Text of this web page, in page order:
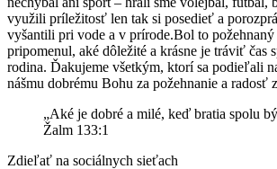
využili príležitosť len tak si posedieť a
vyšantili pri vode a v prírode.Bol to
pripomenul, aké dôležité a krásne je tráviť čas
rodina. Ďakujeme všetkým, ktorí sa podieľali
nášmu dobrému Bohu za požehnanie a radosť
„Aké je dobré a milé, keď bratia spolu
Žalm 133:1
Zdieľať na sociálnych sieťach